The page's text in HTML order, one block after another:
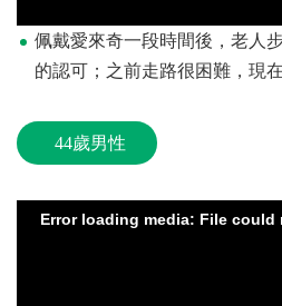
佩戴愛來奇一段時間後，老人
的認可；之前走路很困難，現
44歲男性
Error loading media: File could